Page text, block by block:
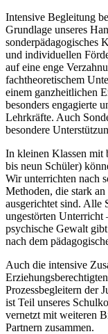
Intensive Begleitung
Grundlage unseres
sonderpädagogisches
und individuellen
auf eine enge
fachtheoretischem
einem ganzheitlichen
besonders engagierte
Lehrkräfte. Auch
besondere
In kleinen Klassen mit
bis neun Schüler)
Wir unterrichten nach
Methoden, die stark
ausgerichtet sind. Alle
ungestörten
psychische Gewalt
nach dem
Auch die intensive
Prozessbegleitern der
ist Teil unseres
vernetzt mit weiteren
Partnern zusammen.